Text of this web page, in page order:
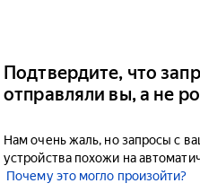
Подтвердите, что
отправляли вы, а не
Нам очень жаль, но запросы с
устройства похожи на
Почему это могло произойти?